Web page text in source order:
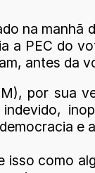
na
a PEC do
antes da
por sua
e
isso como